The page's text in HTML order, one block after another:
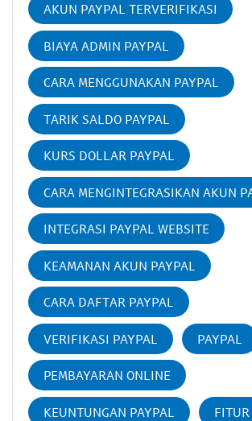
AKUN PAYPAL TERVERIFIKASI
BIAYA ADMIN PAYPAL
CARA MENGGUNAKAN PAYPAL
TARIK SALDO PAYPAL
KURS DOLLAR PAYPAL
CARA MENGINTEGRASIKAN AKUN
INTEGRASI PAYPAL WEBSITE
KEAMANAN AKUN PAYPAL
CARA DAFTAR PAYPAL
VERIFIKASI PAYPAL PAYPAL
PEMBAYARAN ONLINE
KEUNTUNGAN PAYPAL FITUR